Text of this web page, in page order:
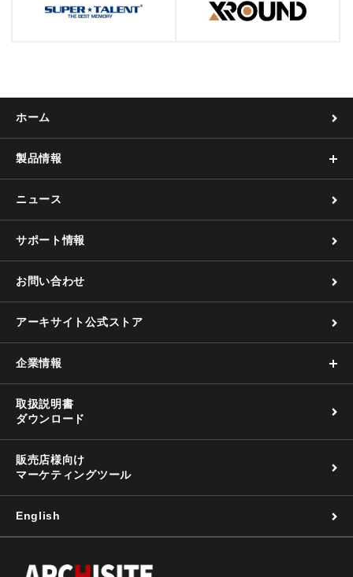
ホーム
製品情報
ニュース
サポート情報
お問い合わせ
アーキサイト公式ストア
企業情報
取扱説明書
ダウンロード
販売店様向け
マーケティングツール
English